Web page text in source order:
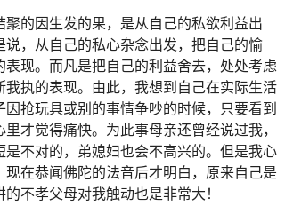
的因生发的果，是从自己的私欲利益出
，从自己的私心杂念出发，把自己的愉
现。而凡是把自己的利益舍去，处处考虑
执的表现。由此，我想到自己在实际生活
抢玩具或别的事情争吵的时候，只要看到
才觉得痛快。为此事母亲还曾经说过我，
不对的，弟媳妇也会不高兴的。但是我心
在恭闻佛陀的法音后才明白，原来自己是
不孝父母对我触动也是非常大！